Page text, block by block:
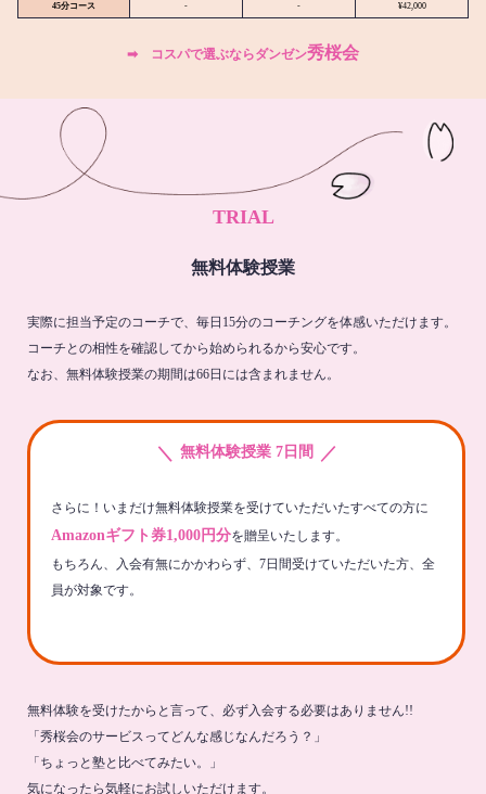
45分コース - - ¥42,000
➡︎ コスパで選ぶならダンゼン秀桜会
TRIAL
無料体験授業
実際に担当予定のコーチで、毎日15分のコーチングを体感いただけます。
コーチとの相性を確認してから始められるから安心です。
なお、無料体験授業の期間は66日には含まれません。
＼ 無料体験授業 7日間 ／
さらに！いまだけ無料体験授業を受けていただいたすべての方に
Amazonギフト券1,000円分を贈呈いたします。
もちろん、入会有無にかかわらず、7日間受けていただいた方、全
員が対象です。
無料体験を受けたからと言って、必ず入会する必要はありません!!
「秀桜会のサービスってどんな感じなんだろう？」
「ちょっと塾と比べてみたい。」
気になったら気軽にお試しいただけます。